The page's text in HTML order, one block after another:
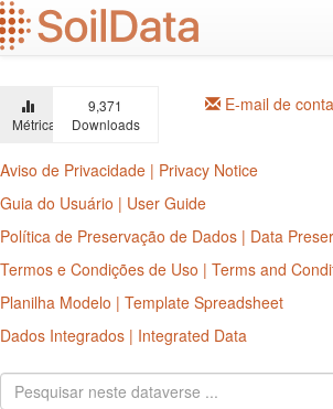
Ir
para
o
principal
Métricas
9,371
Downloads
E-mail de
Aviso de Privacidade | Privacy Notice
Guia do Usuário | User Guide
Política de Preservação de Dados | Data
Termos e Condições de Uso | Terms and
Planilha Modelo | Template Spreadsheet
Dados Integrados | Integrated Data